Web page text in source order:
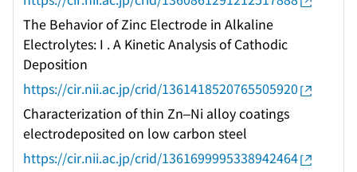
The Behavior of Zinc Electrode in Alkaline
Electrolytes: I . A Kinetic Analysis of Cathodic
Deposition
https://cir.nii.ac.jp/crid/1361418520765505920
Characterization of thin Zn–Ni alloy coatings
electrodeposited on low carbon steel
https://cir.nii.ac.jp/crid/1361699995338942464